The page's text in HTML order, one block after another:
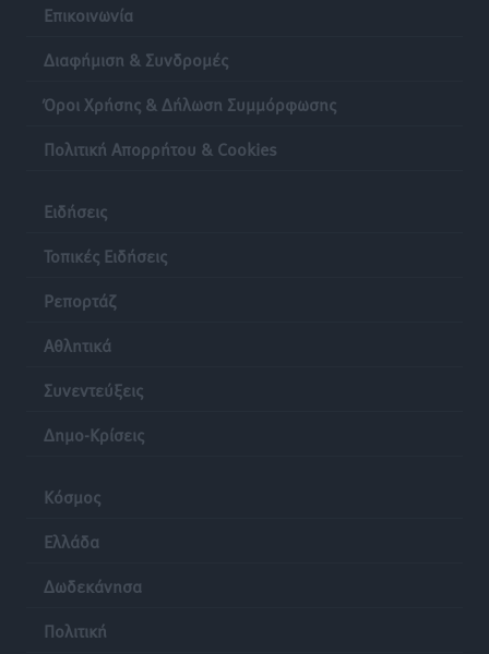
Επικοινωνία
Διαφήμιση & Συνδρομές
Όροι Χρήσης & Δήλωση Συμμόρφωσης
Πολιτική Απορρήτου & Cookies
Ειδήσεις
Τοπικές Ειδήσεις
Ρεπορτάζ
Αθλητικά
Συνεντεύξεις
Δημο-Κρίσεις
Κόσμος
Ελλάδα
Δωδεκάνησα
Πολιτική